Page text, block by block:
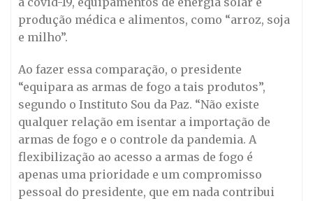
produção médica e alimentos, como “arroz, soja
e milho”.
Ao fazer essa comparação, o presidente
“equipara as armas de fogo a tais produtos”,
segundo o Instituto Sou da Paz. “Não existe
qualquer relação em isentar a importação de
armas de fogo e o controle da pandemia. A
flexibilização ao acesso a armas de fogo é
apenas uma prioridade e um compromisso
pessoal do presidente, que em nada contribui